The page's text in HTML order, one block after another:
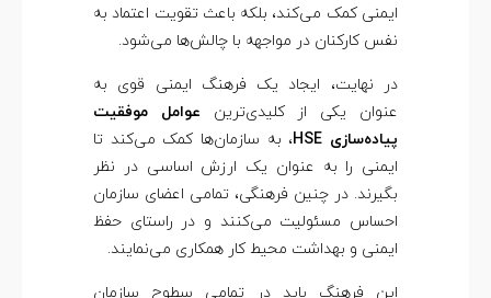
ایمنی کمک می‌کند، بلکه باعث تقویت اعتماد به
نفس کارکنان در مواجهه با چالش‌ها می‌شود.
در نهایت، ایجاد یک فرهنگ ایمنی قوی به
عنوان یکی از کلیدی‌ترین عوامل موفقیت
پیاده‌سازی HSE
، به سازمان‌ها کمک می‌کند تا
ایمنی را به عنوان یک ارزش اساسی در نظر
بگیرند. در چنین فرهنگی، تمامی اعضای سازمان
احساس مسئولیت می‌کنند و در راستای حفظ
ایمنی و بهداشت محیط کار همکاری می‌نمایند.
این فرهنگ باید در تمامی سطوح سازمان